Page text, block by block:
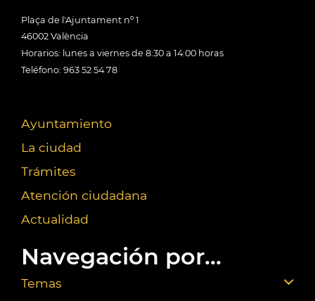
Plaça de l'Ajuntament nº 1
46002 València
Horarios: lunes a viernes de 8:30 a 14:00 horas
Teléfono: 963 52 54 78
Ayuntamiento
La ciudad
Trámites
Atención ciudadana
Actualidad
Navegación por...
Temas